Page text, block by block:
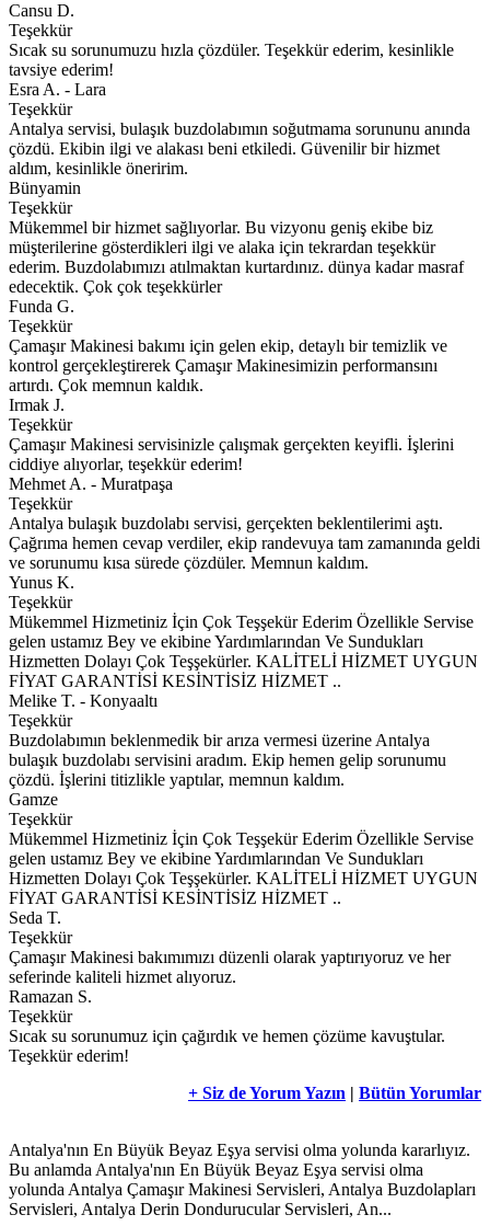
Cansu D.
Teşekkür
Sıcak su sorunumuzu hızla çözdüler. Teşekkür ederim, kesinlikle
tavsiye ederim!
Esra A. - Lara
Teşekkür
Antalya servisi, bulaşık buzdolabımın soğutmama sorununu anında
çözdü. Ekibin ilgi ve alakası beni etkiledi. Güvenilir bir hizmet
aldım, kesinlikle öneririm.
Bünyamin
Teşekkür
Mükemmel bir hizmet sağlıyorlar. Bu vizyonu geniş ekibe biz
müşterilerine gösterdikleri ilgi ve alaka için tekrardan teşekkür
ederim. Buzdolabımızı atılmaktan kurtardınız. dünya kadar masraf
edecektik. Çok çok teşekkürler
Funda G.
Teşekkür
Çamaşır Makinesi bakımı için gelen ekip, detaylı bir temizlik ve
kontrol gerçekleştirerek Çamaşır Makinesimizin performansını
artırdı. Çok memnun kaldık.
Irmak J.
Teşekkür
Çamaşır Makinesi servisinizle çalışmak gerçekten keyifli. İşlerini
ciddiye alıyorlar, teşekkür ederim!
Mehmet A. - Muratpaşa
Teşekkür
Antalya bulaşık buzdolabı servisi, gerçekten beklentilerimi aştı.
Çağrıma hemen cevap verdiler, ekip randevuya tam zamanında geldi
ve sorunumu kısa sürede çözdüler. Memnun kaldım.
Yunus K.
Teşekkür
Mükemmel Hizmetiniz İçin Çok Teşşekür Ederim Özellikle Servise
gelen ustamız Bey ve ekibine Yardımlarından Ve Sundukları
Hizmetten Dolayı Çok Teşşekürler. KALİTELİ HİZMET UYGUN
FİYAT GARANTİSİ KESİNTİSİZ HİZMET ..
Melike T. - Konyaaltı
Teşekkür
Buzdolabımın beklenmedik bir arıza vermesi üzerine Antalya
bulaşık buzdolabı servisini aradım. Ekip hemen gelip sorunumu
çözdü. İşlerini titizlikle yaptılar, memnun kaldım.
Gamze
Teşekkür
Mükemmel Hizmetiniz İçin Çok Teşşekür Ederim Özellikle Servise
gelen ustamız Bey ve ekibine Yardımlarından Ve Sundukları
Hizmetten Dolayı Çok Teşşekürler. KALİTELİ HİZMET UYGUN
FİYAT GARANTİSİ KESİNTİSİZ HİZMET ..
Seda T.
Teşekkür
Çamaşır Makinesi bakımımızı düzenli olarak yaptırıyoruz ve her
seferinde kaliteli hizmet alıyoruz.
Ramazan S.
Teşekkür
Sıcak su sorunumuz için çağırdık ve hemen çözüme kavuştular.
Teşekkür ederim!
+ Siz de Yorum Yazın | Bütün Yorumlar
Antalya'nın En Büyük Beyaz Eşya servisi olma yolunda kararlıyız.
Bu anlamda Antalya'nın En Büyük Beyaz Eşya servisi olma
yolunda Antalya Çamaşır Makinesi Servisleri, Antalya Buzdolapları
Servisleri, Antalya Derin Dondurucular Servisleri, An...